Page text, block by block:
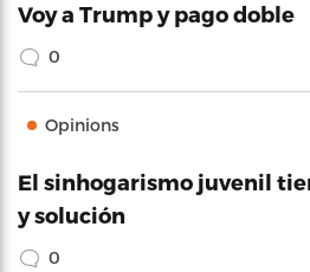
Voy a Trump y pago doble
0
Opinions
El sinhogarismo juvenil
y solución
0